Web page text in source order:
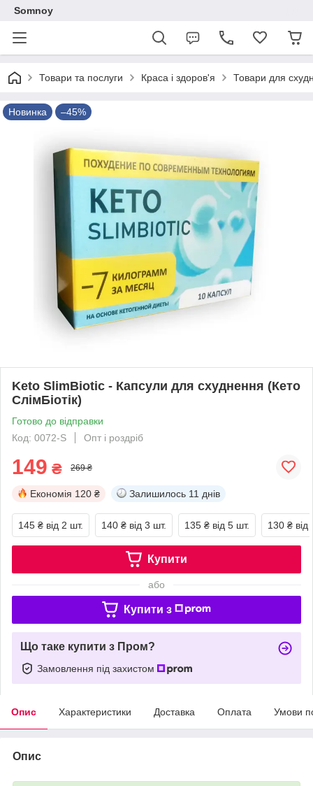
Somnoy
Товари та послуги Краса і здоров'я Товари для
Новинка –45%
Keto SlimBiotic - Капсули для схуднення (Кето
СлімБіотік)
Готово до відправки
Код: 0072-S
Опт і роздріб
149 ₴ 269 ₴
Економія 120 ₴ Залишилось 11 днів
145 ₴ від 2 шт. 140 ₴ від 3 шт. 135 ₴ від 5 шт. 130 ₴ від
Купити
або
Купити з
Що таке купити з Пром?
Замовлення під захистом
Опис Характеристики Доставка Оплата Умови
Опис